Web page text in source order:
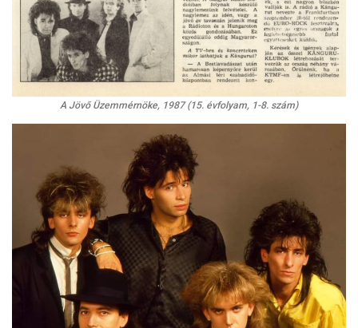
A Jövő Üzemmérnöke, 1987 (15. évfolyam, 1-8. szám)